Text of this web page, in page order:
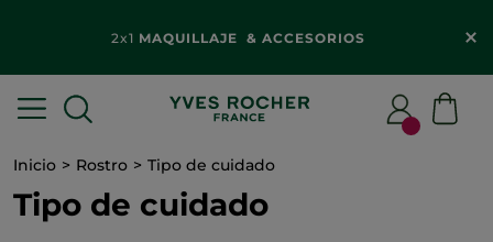
2x1 MAQUILLAJE & ACCESORIOS​
Inicio Rostro Tipo de cuidado
Tipo de cuidado